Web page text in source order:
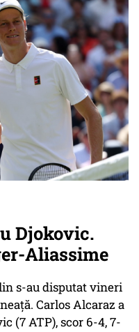
Djokovic.
Aliassime
s-au disputat vineri
Carlos Alcaraz a
(7 ATP), scor 6-4, 7-